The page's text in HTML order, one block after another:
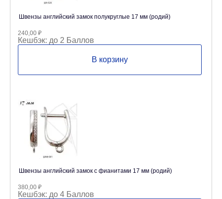
Швензы английский замок полукруглые 17 мм (родий)
240,00 ₽
Кешбэк: до 2 Баллов
В корзину
Швензы английский замок с фианитами 17 мм (родий)
380,00 ₽
Кешбэк: до 4 Баллов